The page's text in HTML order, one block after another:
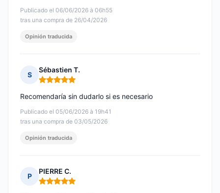
Publicado el 06/06/2026 à 06h55
tras una compra de 26/04/2026
Opinión traducida
S
Sébastien T.
Nota: 5 de 5
Publicado el 05/06/2026 à 19h41
tras una compra de 03/05/2026
Recomendaría sin dudarlo si es necesario
Opinión traducida
P
PIERRE C.
Nota: 5 de 5